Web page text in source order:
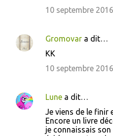
10 septembre
Gromovar a dit…
KK
10 septembre
Lune a dit…
Je viens de le finir
Encore un livre
je connaissais son